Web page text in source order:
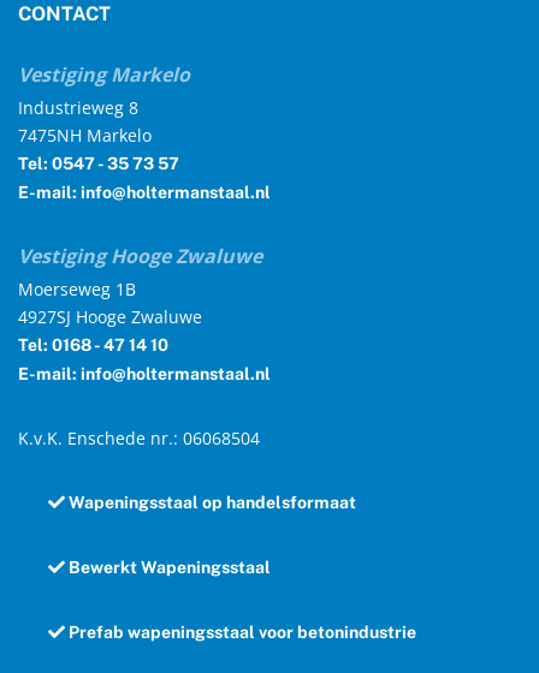
CONTACT
Vestiging Markelo
Industrieweg 8
7475NH Markelo
Tel: 0547 - 35 73 57
E-mail: info@holtermanstaal.nl
Vestiging Hooge Zwaluwe
Moerseweg 1B
4927SJ Hooge Zwaluwe
Tel: 0168 - 47 14 10
E-mail: info@holtermanstaal.nl
K.v.K. Enschede nr.: 06068504
Wapeningsstaal op handelsformaat
Bewerkt Wapeningsstaal
Prefab wapeningsstaal voor betonindustrie